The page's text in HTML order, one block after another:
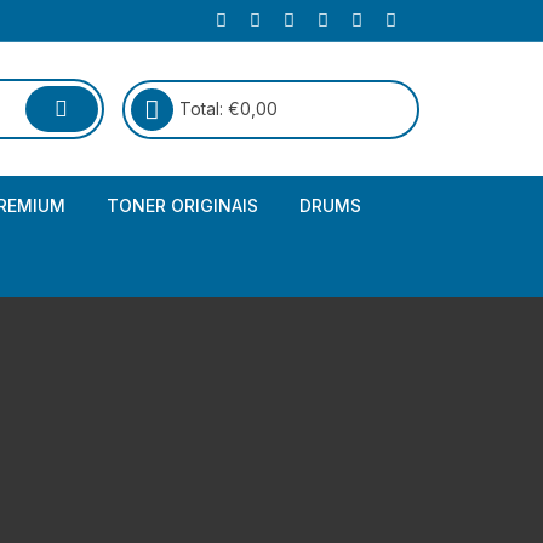
Total: €0,00
TONER ORIGINAIS DRUMS